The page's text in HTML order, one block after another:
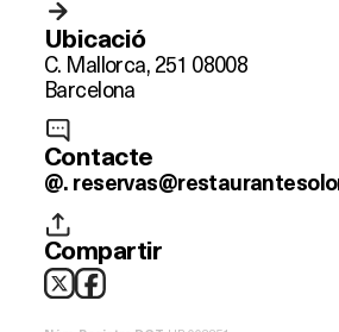
Ubicació
C. Mallorca, 251 08008
Barcelona
Contacte
@.
Compartir